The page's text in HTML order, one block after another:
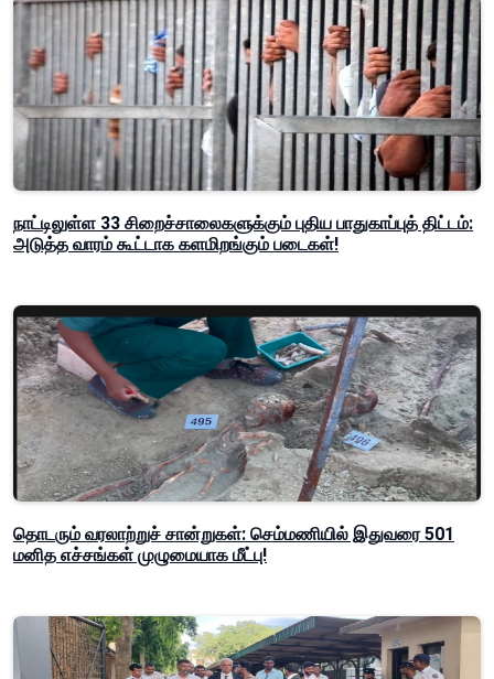
நாட்டிலுள்ள 33 சிறைச்சாலைகளுக்கும் புதிய பாதுகாப்புத் திட்டம்:
அடுத்த வாரம் கூட்டாக களமிறங்கும் படைகள்!
தொடரும் வரலாற்றுச் சான்றுகள்: செம்மணியில் இதுவரை 501
மனித எச்சங்கள் முழுமையாக மீட்பு!